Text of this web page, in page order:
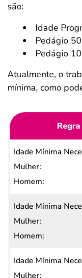
são:
Idade
Pedágio
Pedágio
Atualmente, o
mínima, como
Idade
Mínima
Necessária
Homem